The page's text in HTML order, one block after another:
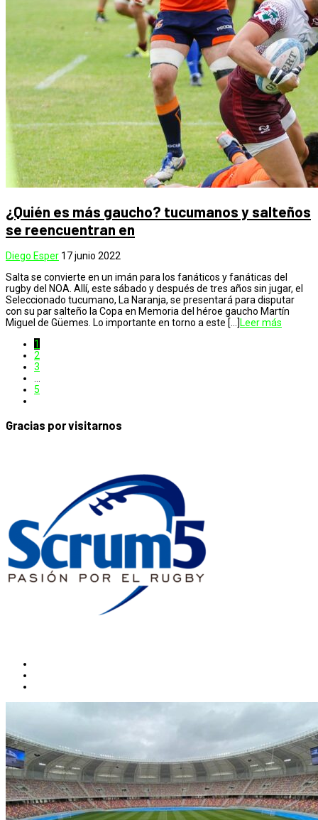
¿Quién es más gaucho? tucumanos y salteños
se reencuentran en
Diego Esper 17 junio 2022
Salta se convierte en un imán para los fanáticos y fanáticas del
rugby del NOA. Allí, este sábado y después de tres años sin jugar, el
Seleccionado tucumano, La Naranja, se presentará para disputar
con su par salteño la Copa en Memoria del héroe gaucho Martín
Miguel de Güemes. Lo importante en torno a este […] Leer más
1
2
3
…
5
Gracias por visitarnos